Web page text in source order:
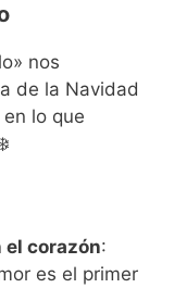
nos
de la Navidad
lo que
el corazón:
es el primer